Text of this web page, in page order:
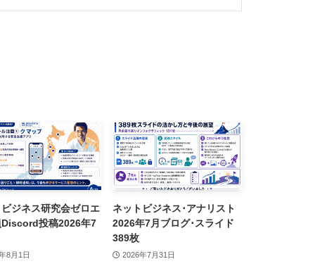
ジネス研究会ゼロエ
Discord投稿2026年7
8月1日
ネットビジネス･アナリスト
2026年7月ブログ･スライド
389枚
2026年7月31日